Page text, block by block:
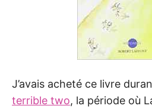
J’avais acheté ce livre
terrible two, la période où